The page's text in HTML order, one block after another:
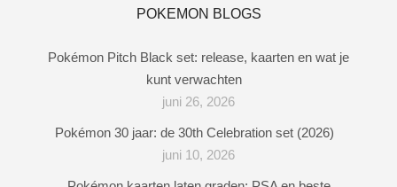
POKEMON BLOGS
Pokémon Pitch Black set: release, kaarten en wat je
kunt verwachten
juni 26, 2026
Pokémon 30 jaar: de 30th Celebration set (2026)
juni 10, 2026